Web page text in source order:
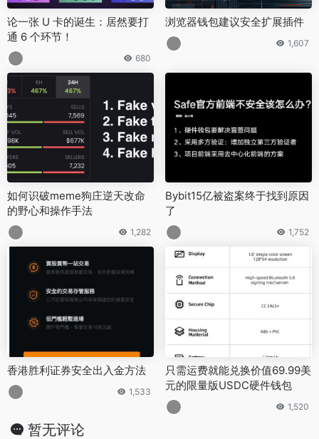
论一张 U 卡的诞生：居然要打
通 6 个环节！
680
浏览器钱包建议安全扩展插件
1,607
如何识破meme狗庄逆天改命
的野心和操作手法
1,282
Bybit15亿被盗案终于找到原因
了
1,752
香港胜利证券安全出入金方法
1,533
只需运费就能兑换价值69.99美
元的限量版USDC硬件钱包
1,520
暂无评论